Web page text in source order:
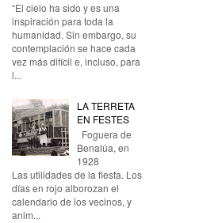
“El cielo ha sido y es una
inspiración para toda la
humanidad. Sin embargo, su
contemplación se hace cada
vez más difícil e, incluso, para
l...
LA TERRETA
EN FESTES
Foguera de
Benalúa, en
1928
Las utilidades de la fiesta. Los
días en rojo alborozan el
calendario de los vecinos, y
anim...